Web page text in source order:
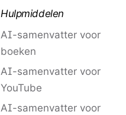
Hulpmiddelen
AI-samenvatter voor
boeken
AI-samenvatter voor
YouTube
AI-samenvatter voor